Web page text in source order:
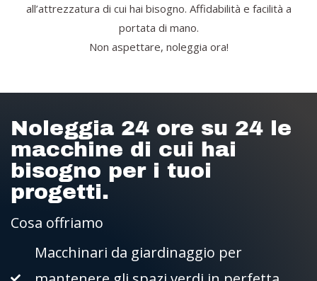
all’attrezzatura di cui hai bisogno. Affidabilità e facilità a
portata di mano.
Non aspettare, noleggia ora!
Noleggia 24 ore su 24 le
macchine di cui hai
bisogno per i tuoi
progetti.
Cosa offriamo
Macchinari da giardinaggio per